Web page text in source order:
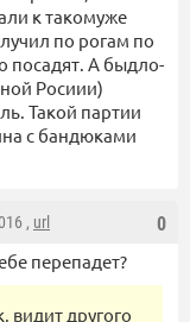
к такомуже
по рогам по
посадят. А быдло-
Росиии)
Такой партии
с бандюками
0
, url
перепадет?
видит другого